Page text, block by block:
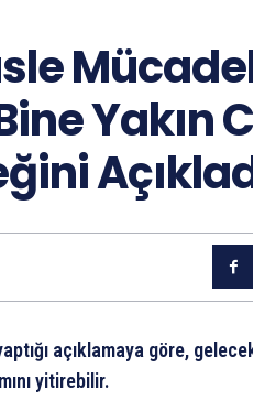
Yakın
açıklamaya göre,
yitirebilir.